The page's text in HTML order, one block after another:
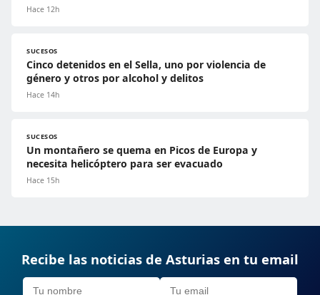
Hace 12h
SUCESOS
Cinco detenidos en el Sella, uno por violencia de
género y otros por alcohol y delitos
Hace 14h
SUCESOS
Un montañero se quema en Picos de Europa y
necesita helicóptero para ser evacuado
Hace 15h
Recibe las noticias de Asturias en tu email